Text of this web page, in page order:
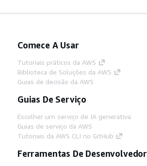
Comece A Usar
Tutoriais práticos da AWS
Biblioteca de Soluções da AWS
Guias de decisão da AWS
Guias De Serviço
Escolher um serviço de IA generativa
Guias de serviço da AWS
Tutoriais da AWS CLI no GitHub
Ferramentas De Desenvolvedor